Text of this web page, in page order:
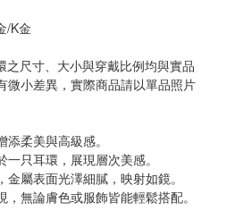
/K金
之尺寸、大小與穿戴比例均與實品
微小差異，實際商品請以單品照片
柔美與高級感。
只耳環，展現層次美感。
屬表面光澤細膩，映射如鏡。
無論膚色或服飾皆能輕鬆搭配。